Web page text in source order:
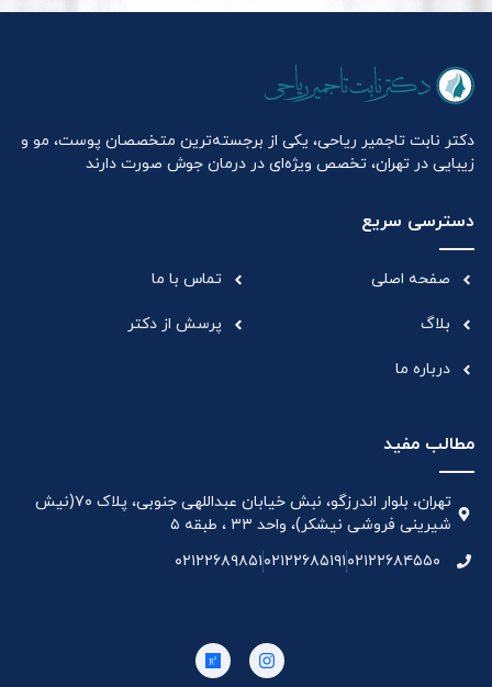
دکتر نابت تاجمیر ریاحی، یکی از برجسته‌ترین متخصصان پوست، مو و
زیبایی در تهران، تخصص ویژه‌ای در درمان جوش صورت دارند
دسترسی سریع
صفحه اصلی
بلاگ
درباره ما
تماس با ما
پرسش از دکتر
مطالب مفید
تهران، بلوار اندرزگو، نبش خیابان عبداللهی جنوبی، پلاک ۷۰(نیش
شیرینی فروشی نیشکر)، واحد ۳۳ ، طبقه ۵
۰۲۱۲۲۶۸۴۵۵۰۰۲۱۲۲۶۸۵۱۹۱۰۲۱۲۲۶۸۹۸۵۱